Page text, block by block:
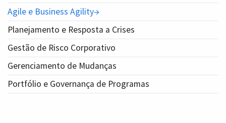
Agile e Business Agility
Planejamento e Resposta a Crises
Gestão de Risco Corporativo
Gerenciamento de Mudanças
Portfólio e Governança de Programas